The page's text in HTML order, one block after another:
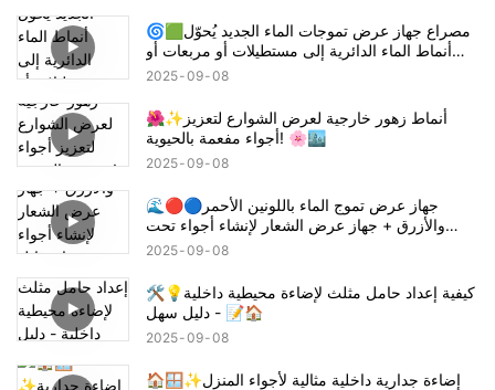
🌀🟩مصراع جهاز عرض تموجات الماء الجديد يُحوّل
أنماط الماء الدائرية إلى مستطيلات أو مربعات أو
أنصاف دوائر! 🔦🌊
2025 09 08
🌺✨أنماط زهور خارجية لعرض الشوارع لتعزيز
أجواء مفعمة بالحيوية! 🌸🏙️
2025 09 08
🌊🔴🔵جهاز عرض تموج الماء باللونين الأحمر
والأزرق + جهاز عرض الشعار لإنشاء أجواء تحت
عنوان قاتل الشياطين تانجيرو! شكرا جزيلا
2025 09 08
🛠️💡كيفية إعداد حامل مثلث لإضاءة محيطية داخلية
- دليل سهل 📝🏠
2025 09 08
🏠🪟✨إضاءة جدارية داخلية مثالية لأجواء المنزل